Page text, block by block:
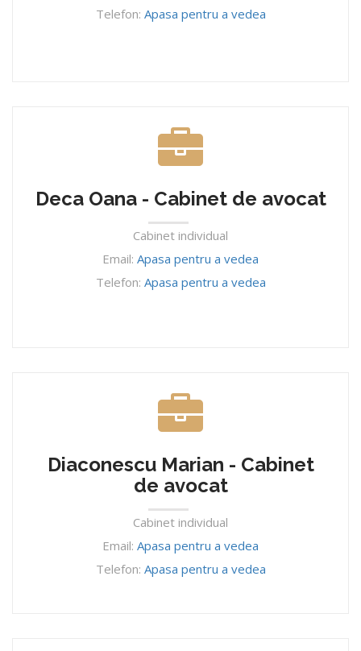
Telefon: Apasa pentru a vedea
Deca Oana - Cabinet de avocat
Cabinet individual
Email: Apasa pentru a vedea
Telefon: Apasa pentru a vedea
Diaconescu Marian - Cabinet
de avocat
Cabinet individual
Email: Apasa pentru a vedea
Telefon: Apasa pentru a vedea